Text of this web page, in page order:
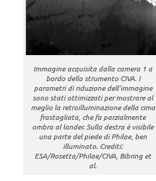
Immagine acquisita dalla camera 1 a
bordo dello strumento CIVA. I
parametri di riduzione dell’immagine
sono stati ottimizzati per mostrare al
meglio la retroilluminazione della cima
frastagliata, che fa parzialmente
ombra al lander. Sulla destra è visibile
una parte del piede di Philae, ben
illuminato. Crediti:
ESA/Rosetta/Philae/CIVA, Bibring et
al.